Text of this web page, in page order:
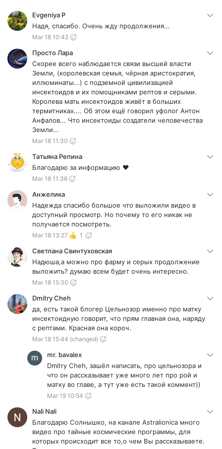
Evgeniya P
Надя, спасибо. Очень жду продолжения...
Mar 18 10:42
Просто Лара
Скорее всего наблюдается связи высшей власти
Земли, (королевская семья, чёрная аристократия,
иллюминаты...) с подземной цивилизацией
инсектоидов и их помощниками рептов и серыми.
Королева мать инсектоидов живёт в больших
термитниках.... Об этом ещё говорил уфолог Антон
Анфалов... Что инсектоиды создатели человечества
Земли...
Mar 18 11:30
Татьяна Репина
Благодарю за информацию ❤️
Mar 18 11:36
Анжелика
Надежда спасибо большое что выложили видео в
доступный просмотр. Но почему то его никак не
получается посмотреть.
Mar 18 13:27 1
Светлана Свинтуховская
Надюша,а можно про фарму и серых продолжение
выложить? думаю всем будет очень интересно.
Mar 18 15:30
Dmitry Cheh
да, есть такой блогер Цельнозор именно про матку
инсектоидную говорит, что прям главная она, наряду
с рептами. Красная она короч.
Mar 18 15:44 (changed)
mr. bavalex
Dmitry Cheh, зашёл написать, про цельнозора и
что он рассказывает уже много лет про рой и
матку во главе, а тут уже есть такой коммент))
Mar 19 10:54
Nali Nali
Благодарю Солнышко, на канале Astralionica много
видео про тайные космические программы, для
которых происходит все то,о чем Вы рассказываете.